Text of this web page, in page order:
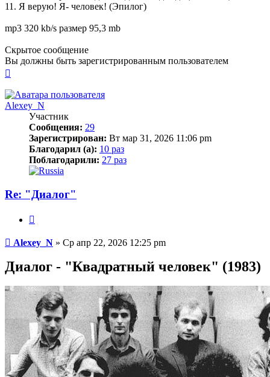
11. Я верую! Я- человек! (Эпилог)
mp3 320 kb/s размер 95,3 mb
Скрытое сообщение
Вы должны быть зарегистрированным пользователем
началу
Alexey_N
Участник
Сообщения: 29
Зарегистрирован: Вт мар 31, 2026 11:06 pm
Благодарил (а): 10 раз
Поблагодарили: 27 раз
Re: "Диалог"
Сообщение
Alexey_N » Ср апр 22, 2026 12:25 pm
Диалог - "Квадратный человек" (1983)